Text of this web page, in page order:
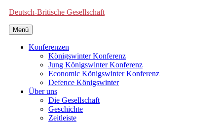
Deutsch-Britische Gesellschaft
Menü
Konferenzen
Königswinter Konferenz
Jung Königswinter Konferenz
Economic Königswinter Konferenz
Defence Königswinter
Über uns
Die Gesellschaft
Geschichte
Zeitleiste